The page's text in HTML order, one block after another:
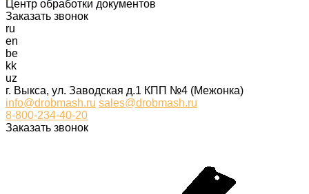
Центр обработки документов
Заказать звонок
ru
en
be
kk
uz
г. Выкса, ул. Заводская д.1 КПП №4 (Межонка)
info@drobmash.ru sales@drobmash.ru
8-800-234-40-20
Заказать звонок